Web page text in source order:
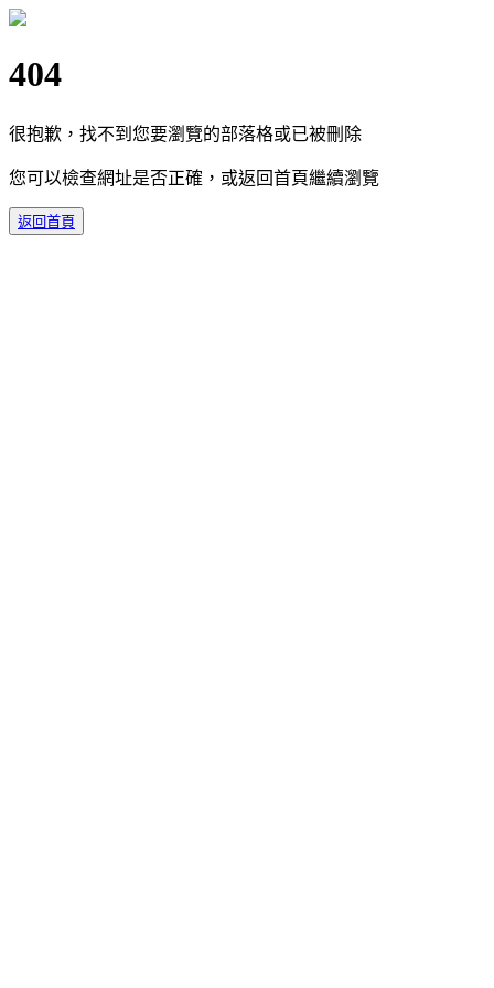
404
很抱歉，找不到您要瀏覽的部落格或已被刪除
您可以檢查網址是否正確，或返回首頁繼續瀏覽
返回首頁